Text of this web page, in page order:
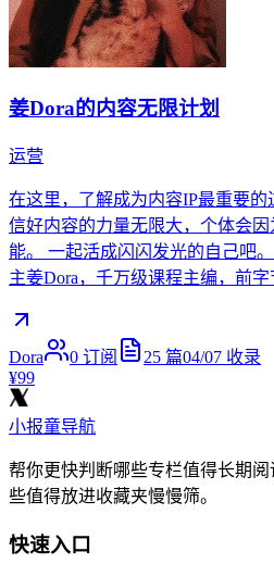
姜Dora的内容无限计划
运营
在这里，了解成为内容IP最重要的
信好内容的力量无限大，个体会
能。 一起活成闪闪发光的自己吧
主姜Dora，千万级课程主编，前
Dora 0 订阅 25 篇04/07 收录
¥99
小报童导航
帮你更快判断哪些专栏值得长期
些值得放进收藏夹慢慢筛。
快速入口